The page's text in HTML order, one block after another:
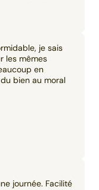
je sais
les mêmes
en
bien au moral
journée. Facilité